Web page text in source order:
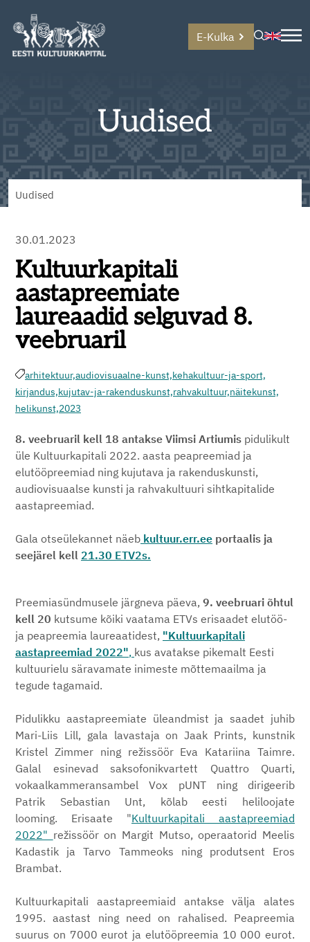
E-Kulka
Uudised
Uudised
30.01.2023
Kultuurkapitali
aastapreemiate
laureaadid selguvad 8.
veebruaril
arhitektuur,audiovisuaalne-kunst,kehakultuur-ja-sport,
kirjandus,kujutav-ja-rakenduskunst,rahvakultuur,näitekunst,
helikunst,2023
8. veebruaril kell 18 antakse Viimsi Artiumis pidulikult
üle Kultuurkapitali 2022. aasta peapreemiad ja
elutööpreemiad ning kujutava ja rakenduskunsti,
audiovisuaalse kunsti ja rahvakultuuri sihtkapitalide
aastapreemiad.
Gala otseülekannet näeb kultuur.err.ee portaalis ja
seejärel kell 21.30 ETV2s.
Preemiasündmusele järgneva päeva, 9. veebruari õhtul
kell 20 kutsume kõiki vaatama ETVs erisaadet elutöö-
ja peapreemia laureaatidest, "Kultuurkapitali
aastapreemiad 2022", kus avatakse pikemalt Eesti
kultuurielu säravamate inimeste mõttemaailma ja
tegude tagamaid.
Pidulikku aastapreemiate üleandmist ja saadet juhib
Mari-Liis Lill, gala lavastaja on Jaak Prints, kunstnik
Kristel Zimmer ning režissöör Eva Katariina Taimre.
Galal esinevad saksofonikvartett Quattro Quarti,
vokaalkammeransambel Vox pUNT ning dirigeerib
Patrik Sebastian Unt, kõlab eesti heliloojate
looming. Erisaate "Kultuurkapitali aastapreemiad
2022" režissöör on Margit Mutso, operaatorid Meelis
Kadastik ja Tarvo Tammeoks ning produtsent Eros
Brambat.
Kultuurkapitali aastapreemiaid antakse välja alates
1995. aastast ning need on rahalised. Peapreemia
suurus on 7000 eurot ja elutööpreemia 10 000 eurot.